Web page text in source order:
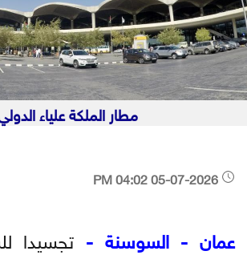
مطار الملكة علياء
عمان - السوسنة - تجسيدا